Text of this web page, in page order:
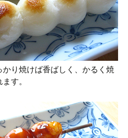
り焼けば香ばしく、かるく焼
す。